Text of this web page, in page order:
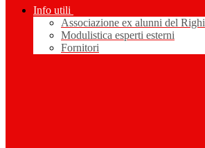
Info utili
Associazione ex alunni del Righi
Modulistica esperti esterni
Fornitori